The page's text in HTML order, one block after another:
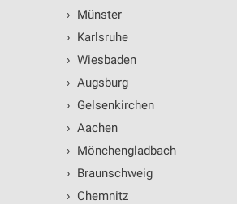
› Münster
› Karlsruhe
› Wiesbaden
› Augsburg
› Gelsenkirchen
› Aachen
› Mönchengladbach
› Braunschweig
› Chemnitz